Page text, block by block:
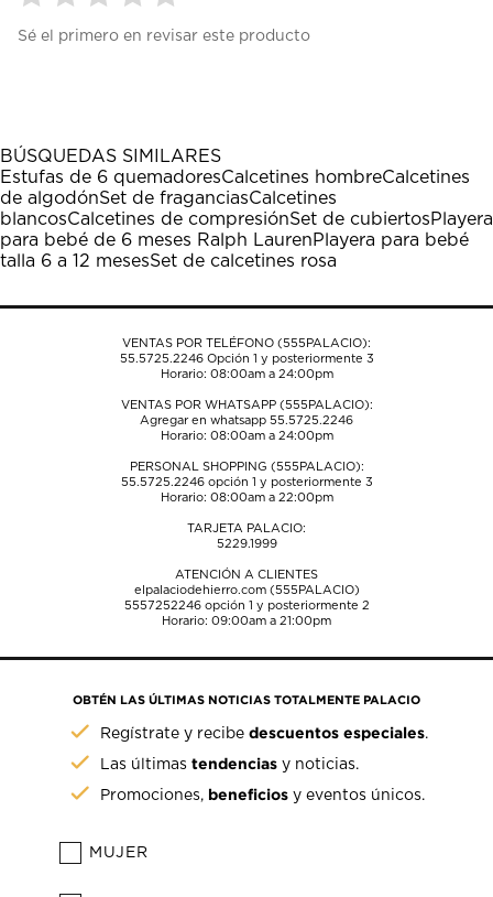
para
1
estrella
Esta
acción
abrirá
el
formulario
envío.
para
estrellas.
Esta
acción
abrirá
el
formulario
envío.
para
estrellas.
Esta
acción
abrirá
el
formulario
envío.
para
estrellas.
Esta
acción
abrirá
el
formulario
envío.
para
estrellas.
Esta
acción
abrirá
el
formulario
envío.
Sé el primero en revisar este producto
BÚSQUEDAS SIMILARES
Estufas de 6 quemadoresCalcetines hombreCalcetines
de algodónSet de fraganciasCalcetines
blancosCalcetines de compresiónSet de cubiertosPlayera
para bebé de 6 meses Ralph LaurenPlayera para bebé
talla 6 a 12 mesesSet de calcetines rosa
VENTAS POR TELÉFONO (555PALACIO):
55.5725.2246Opción 1 y posteriormente 3
Horario: 08:00am a 24:00pm
VENTAS POR WHATSAPP (555PALACIO):
Agregar en whatsapp 55.5725.2246
Horario: 08:00am a 24:00pm
PERSONAL SHOPPING (555PALACIO):
55.5725.2246opción 1 y posteriormente 3
Horario: 08:00am a 22:00pm
TARJETA PALACIO:
5229.1999
ATENCIÓN A CLIENTES
elpalaciodehierro.com (555PALACIO)
5557252246opción 1 y posteriormente 2
Horario: 09:00am a 21:00pm
OBTÉN LAS ÚLTIMAS NOTICIAS TOTALMENTE PALACIO
Regístrate y recibedescuentos especiales.
Las últimastendencias y noticias.
Promociones, beneficios y eventos únicos.
MUJER